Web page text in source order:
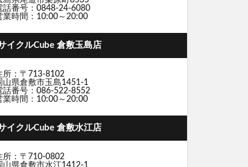
話番号：0848-24-6080
業時間：10:00～20:00
イクルCube 倉敷玉島店
所：〒713-8102
山県倉敷市玉島1451-1
話番号：086-522-8552
業時間：10:00～20:00
イクルCube 倉敷水江店
所：〒710-0802
山県倉敷市水江1412-1